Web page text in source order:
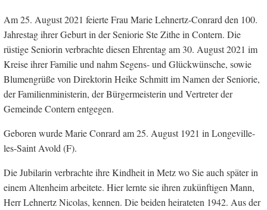
Am 25. August 2021 feierte Frau Marie Lehnertz-Conrard den 100.
Jahrestag ihrer Geburt in der Seniorie Ste Zithe in Contern. Die
rüstige Seniorin verbrachte diesen Ehrentag am 30. August 2021 im
Kreise ihrer Familie und nahm Segens- und Glückwünsche, sowie
Blumengrüße von Direktorin Heike Schmitt im Namen der Seniorie,
der Familienministerin, der Bürgermeisterin und Vertreter der
Gemeinde Contern entgegen.
Geboren wurde Marie Conrard am 25. August 1921 in Longeville-
les-Saint Avold (F).
Die Jubilarin verbrachte ihre Kindheit in Metz wo Sie auch später in
einem Altenheim arbeitete. Hier lernte sie ihren zukünftigen Mann,
Herr Lehnertz Nicolas, kennen. Die beiden heirateten 1942. Aus der